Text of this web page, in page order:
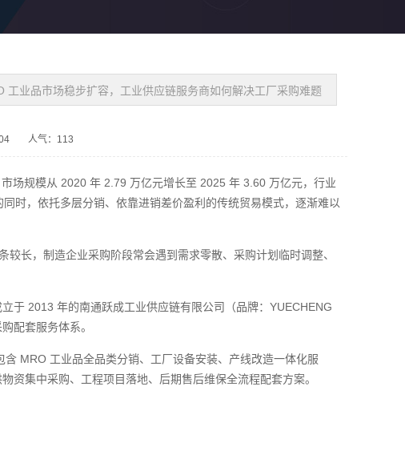
工业品市场稳步扩容，工业供应链服务商如何解决工厂采购难题
人气：113
场规模从 2020 年 2.79 万亿元增长至 2025 年 3.60 万亿元，行业
时，依托多层分销、依靠进销差价盈利的传统贸易模式，逐渐难以
长，制造企业采购阶段常会遇到需求零散、采购计划临时调整、
于 2013 年的南通跃成工业供应链有限公司（品牌：YUECHENG
配套服务体系。
MRO 工业品全品类分销、工厂设备安装、产线改造一体化服
资集中采购、工程项目落地、后期售后维保全流程配套方案。